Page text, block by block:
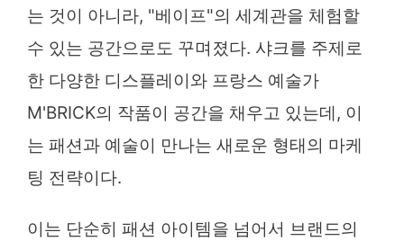
는 것이 아니라, "베이프"의 세계관을 체험할
수 있는 공간으로도 꾸며졌다. 샤크를 주제로
한 다양한 디스플레이와 프랑스 예술가
M'BRICK의 작품이 공간을 채우고 있는데, 이
는 패션과 예술이 만나는 새로운 형태의 마케
팅 전략이다.
이는 단순히 패션 아이템을 넘어서 브랜드의